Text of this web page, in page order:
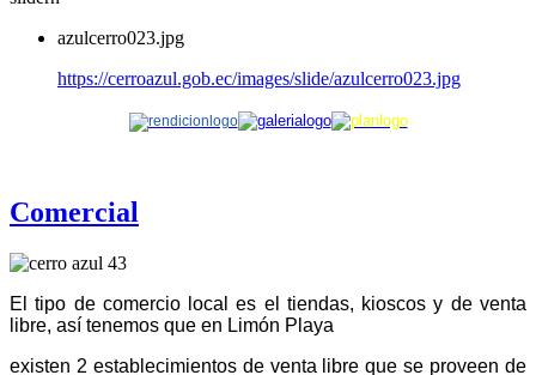
azulcerro023.jpg
https://cerroazul.gob.ec/images/slide/azulcerro023.jpg
Comercial
El tipo de comercio local es el tiendas, kioscos y de venta
libre, así tenemos que en Limón Playa
existen 2 establecimientos de venta libre que se proveen de